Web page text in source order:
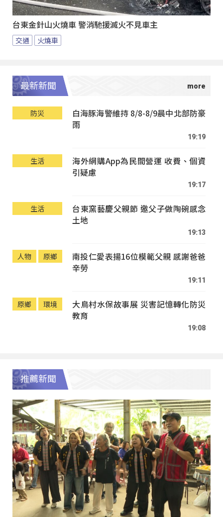
台東金針山火燒車 警消馳援滅火不見車主
交通 火燒車
最新新聞
防災
白海豚海警維持 8/8-8/9晨中北部防豪
雨
19:19
生活
海外網購App為民間營運 收費、個資
引疑慮
19:17
生活
台東窯藝慶父親節 邀父子做陶碗感念
土地
19:13
人物 原鄉
南投仁愛表揚16位模範父親 感謝爸爸
辛勞
19:11
原鄉 環境
大鳥村水保故事展 災害記憶轉化防災
教育
19:08
推薦新聞